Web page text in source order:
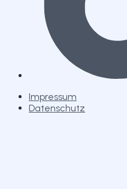
Impressum
Datenschutz